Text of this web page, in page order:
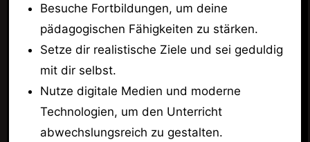
Besuche Fortbildungen, um deine
pädagogischen Fähigkeiten zu stärken.
Setze dir realistische Ziele und sei geduldig
mit dir selbst.
Nutze digitale Medien und moderne
Technologien, um den Unterricht
abwechslungsreich zu gestalten.